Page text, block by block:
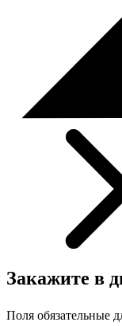
Закажите в
Поля обязательные